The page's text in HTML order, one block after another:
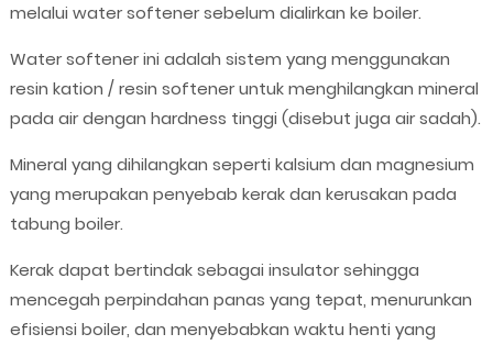
melalui water softener sebelum dialirkan ke boiler.
Water softener ini adalah sistem yang menggunakan
resin kation / resin softener untuk menghilangkan mineral
pada air dengan hardness tinggi (disebut juga air sadah).
Mineral yang dihilangkan seperti kalsium dan magnesium
yang merupakan penyebab kerak dan kerusakan pada
tabung boiler.
Kerak dapat bertindak sebagai insulator sehingga
mencegah perpindahan panas yang tepat, menurunkan
efisiensi boiler, dan menyebabkan waktu henti yang